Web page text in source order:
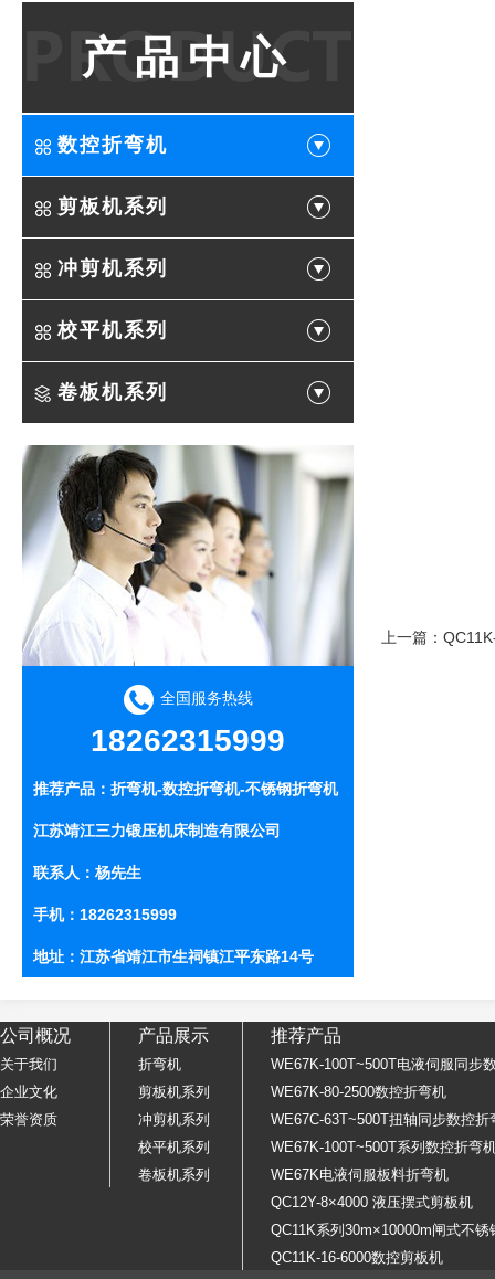
产品中心
数控折弯机
剪板机系列
冲剪机系列
校平机系列
卷板机系列
全国服务热线
18262315999
推荐产品： 折弯机-数控折弯机-不锈钢折弯机
江苏靖江三力锻压机床制造有限公司
联系人：杨先生
手机：18262315999
地址：江苏省靖江市生祠镇江平东路14号
上一篇：
公司概况
关于我们
企业文化
荣誉资质
产品展示
折弯机
剪板机系列
冲剪机系列
校平机系列
卷板机系列
推荐产品
WE67K-100T~500T电液伺服同步
WE67K-80-2500数控折弯机
WE67C-63T~500T扭轴同步数控折
WE67K-100T~500T系列数控折弯
WE67K电液伺服板料折弯机
QC12Y-8×4000 液压摆式剪板机
QC11K系列30m×10000m闸式不锈
QC11K-16-6000数控剪板机